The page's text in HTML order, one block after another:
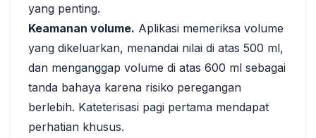
yang penting.
Keamanan volume. Aplikasi memeriksa volume
yang dikeluarkan, menandai nilai di atas 500 ml,
dan menganggap volume di atas 600 ml sebagai
tanda bahaya karena risiko peregangan
berlebih. Kateterisasi pagi pertama mendapat
perhatian khusus.